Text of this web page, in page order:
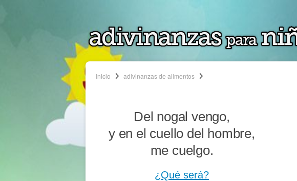
Inicio adivinanzas de alimentos
Del nogal vengo,
y en el cuello del hombre,
me cuelgo.
¿Qué será?